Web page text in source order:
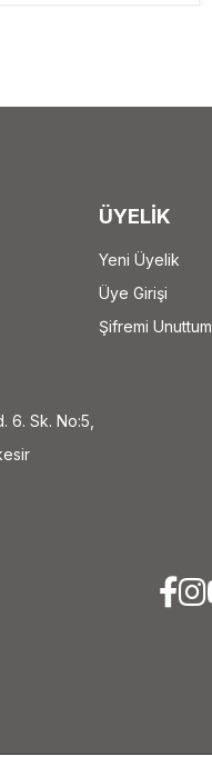
6. Sk. No:5,
ÜYELİK
Yeni Üyelik
Üye Girişi
Şifremi Unuttum